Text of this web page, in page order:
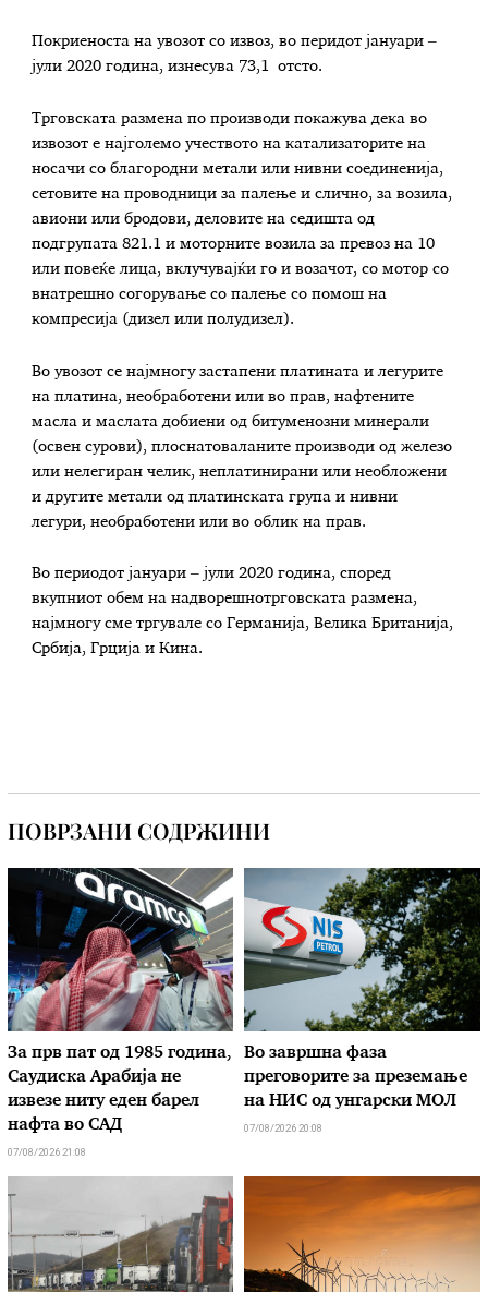
Покриеноста на увозот со извоз, во перидот јануари ‒
јули 2020 година, изнесува 73,1 отсто.
Трговската размена по производи покажува дека во
извозот е најголемо учеството на катализаторите на
носачи со благородни метали или нивни соединенија,
сетовите на проводници за палење и слично, за возила,
авиони или бродови, деловите на седишта од
подгрупата 821.1 и моторните возила за превоз на 10
или повеќе лица, вклучувајќи го и возачот, со мотор со
внатрешно согорување со палење со помош на
компресија (дизел или полудизел).
Во увозот се најмногу застапени платината и легурите
на платина, необработени или во прав, нафтените
масла и маслата добиени од битуменозни минерали
(освен сурови), плоснатоваланите производи од железо
или нелегиран челик, неплатинирани или необложени
и другите метали од платинската група и нивни
легури, необработени или во облик на прав.
Во периодот јануари ‒ јули 2020 година, според
вкупниот обем на надворешнотрговската размена,
најмногу сме тргувале со Германија, Велика Британија,
Србија, Грција и Кина.
ПОВРЗАНИ СОДРЖИНИ
За прв пат од 1985 година,
Саудиска Арабија не
извезе ниту еден барел
нафта во САД
07/08/2026 21:08
Во завршна фаза
преговорите за преземање
на НИС од унгарски МОЛ
07/08/2026 20:08